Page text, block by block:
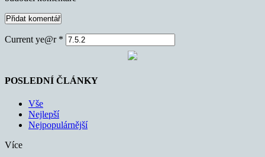
Current ye@r *
POSLEDNÍ ČLÁNKY
Vše
Nejlepší
Nejpopulárnější
Více